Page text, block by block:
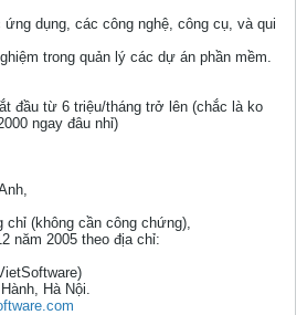
dụng, các công nghệ, công cụ, và qui
trong quản lý các dự án phần mềm.
đầu từ 6 triệu/tháng trở lên (chắc là ko
ngay đâu nhỉ)
chỉ (không cần công chứng),
năm 2005 theo địa chỉ:
Hà Nội.